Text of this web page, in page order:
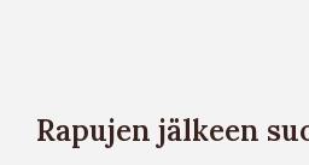
Rapujen jälkeen